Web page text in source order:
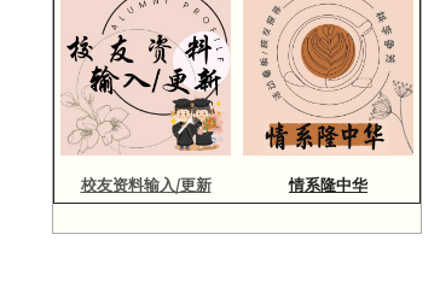
校友资料输入/更新 情系隆中华